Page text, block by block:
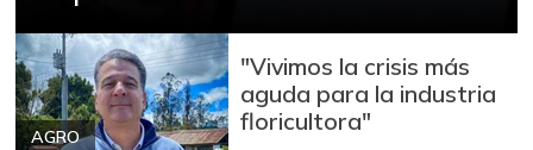
AGRO
"Vivimos la crisis más
aguda para la industria
floricultora"